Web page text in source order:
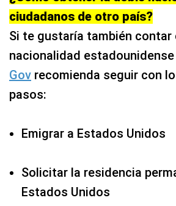
ciudadanos de otro país?
Si te gustaría también contar
nacionalidad
Gov recomienda seguir con
pasos:
Emigrar a Estados Unidos
Solicitar la residencia
Estados Unidos